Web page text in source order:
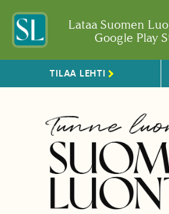
Lataa Suomen
Google Play
TILAA LEHTI